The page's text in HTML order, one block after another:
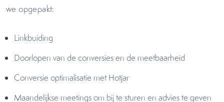
we opgepakt:
Linkbuiding
Doorlopen van de conversies en de meetbaarheid
Conversie optimalisatie met Hotjar
Maandelijkse meetings om bij te sturen en advies te geven